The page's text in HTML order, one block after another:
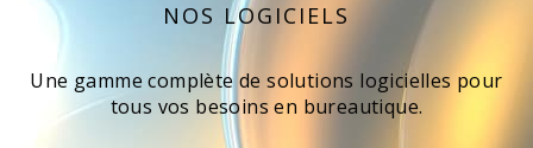
NOS LOGICIELS
Une gamme complète de solutions logicielles pour
tous vos besoins en bureautique.